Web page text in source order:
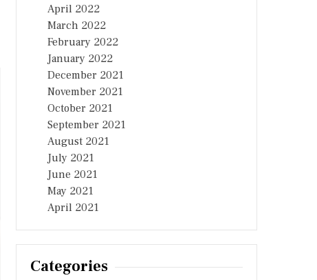
April 2022
March 2022
February 2022
January 2022
December 2021
November 2021
October 2021
September 2021
August 2021
July 2021
June 2021
May 2021
April 2021
Categories